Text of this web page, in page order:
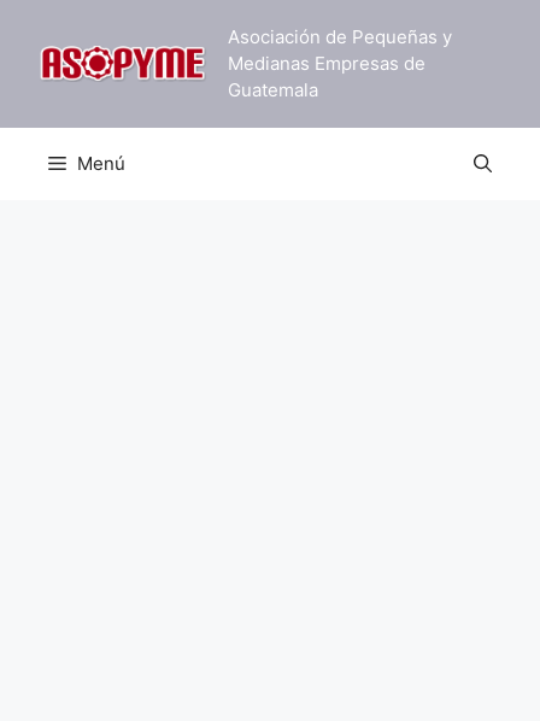
contenido
Asociación de Pequeñas y
Medianas Empresas de
Guatemala
Menú